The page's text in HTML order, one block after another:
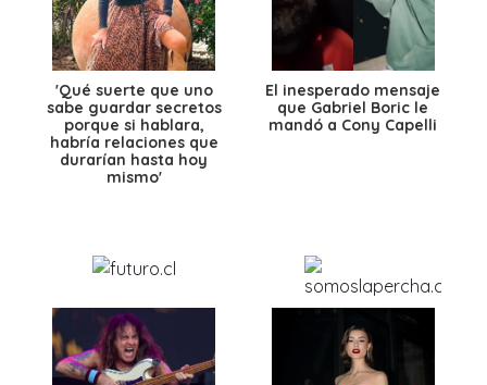
'Qué suerte que uno
sabe guardar secretos
porque si hablara,
habría relaciones que
durarían hasta hoy
mismo'
El inesperado mensaje
que Gabriel Boric le
mandó a Cony Capelli